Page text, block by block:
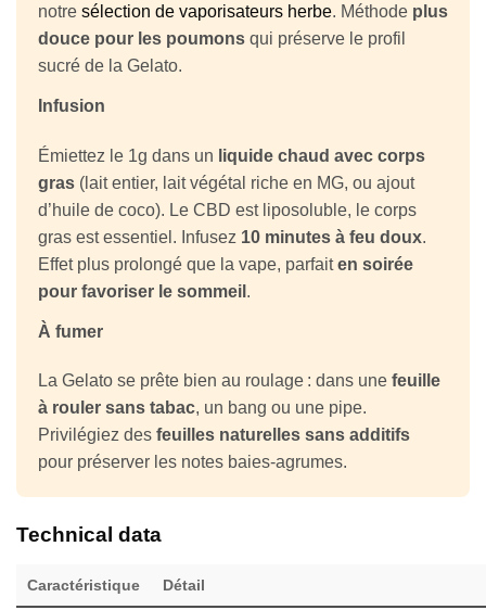
notre sélection de vaporisateurs herbe. Méthode plus
douce pour les poumons qui préserve le profil
sucré de la Gelato.
Infusion
Émiettez le 1g dans un liquide chaud avec corps
gras (lait entier, lait végétal riche en MG, ou ajout
d’huile de coco). Le CBD est liposoluble, le corps
gras est essentiel. Infusez 10 minutes à feu doux.
Effet plus prolongé que la vape, parfaiten soirée
pour favoriser le sommeil .
À fumer
La Gelato se prête bien au roulage : dans une feuille
à rouler sans tabac, un bang ou une pipe.
Privilégiez des feuilles naturelles sans additifs
pour préserver les notes baies-agrumes.
Technical data
Caractéristique Détail